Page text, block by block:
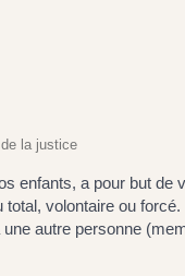
la justice
enfants, a pour but de
volontaire ou
autre personne